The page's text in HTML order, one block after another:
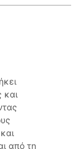
και
από τη